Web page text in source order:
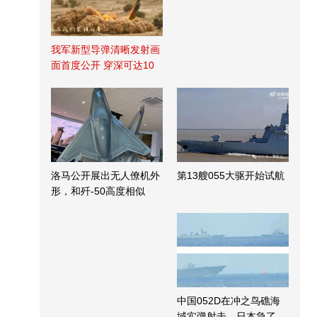
我军新型导弹清晰发射画
面首度公开 穿深可达10
洛马公开展出无人僚机外
形，和歼-50高度相似
第13艘055大驱开始试航
中国052D在冲之鸟礁海